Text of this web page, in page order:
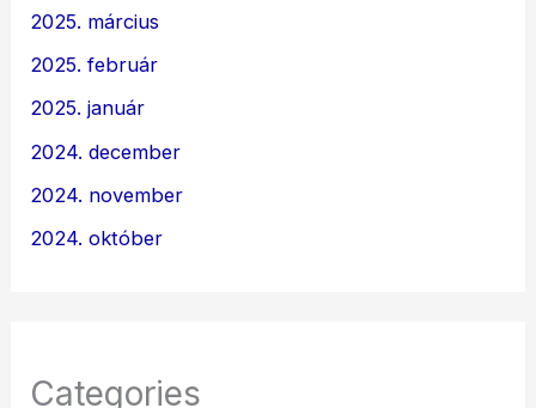
2025. március
2025. február
2025. január
2024. december
2024. november
2024. október
Categories